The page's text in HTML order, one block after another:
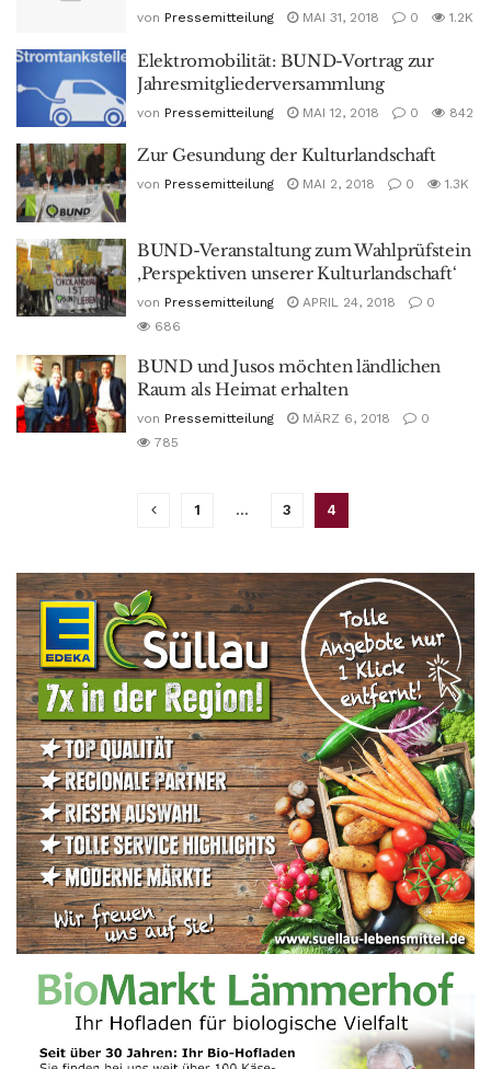
von Pressemitteilung MAI 31, 2018 0 1.2K
Elektromobilität: BUND-Vortrag zur
Jahresmitgliederversammlung
von Pressemitteilung MAI 12, 2018 0 842
Zur Gesundung der Kulturlandschaft
von Pressemitteilung MAI 2, 2018 0 1.3K
BUND-Veranstaltung zum Wahlprüfstein
‚Perspektiven unserer Kulturlandschaft‘
von Pressemitteilung APRIL 24, 2018
0
686
BUND und Jusos möchten ländlichen
Raum als Heimat erhalten
von Pressemitteilung MÄRZ 6, 2018
0
785
1 … 3 4